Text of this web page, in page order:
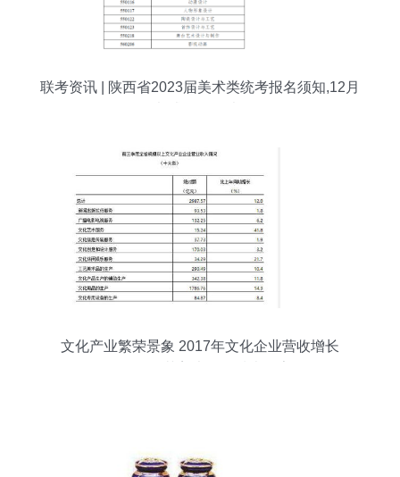
联考资讯 | 陕西省2023届美术类统考报名须知,12月
文化产业繁荣景象 2017年文化企业营收增长